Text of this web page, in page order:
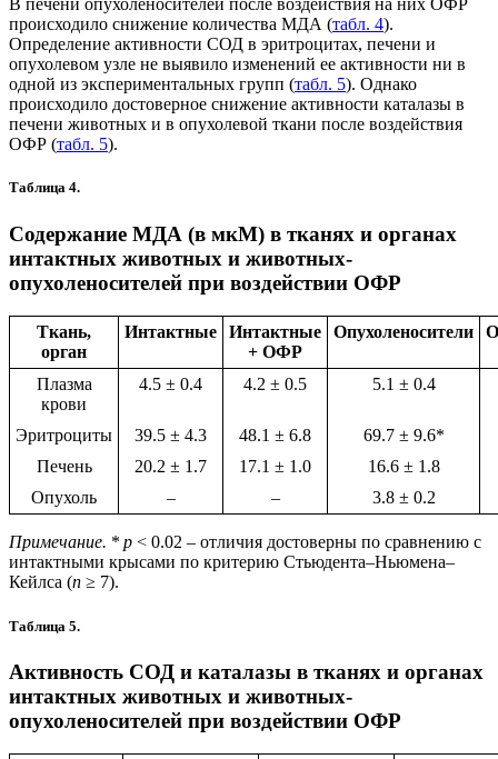
В печени опухоленосителей после воздействия на них ОФР
происходило снижение количества МДА (табл. 4).
Определение активности СОД в эритроцитах, печени и
опухолевом узле не выявило изменений ее активности ни в
одной из экспериментальных групп (табл. 5). Однако
происходило достоверное снижение активности каталазы в
печени животных и в опухолевой ткани после воздействия
ОФР (табл. 5).
Таблица 4.
Содержание МДА (в мкМ) в тканях и органах
интактных животных и животных-
опухоленосителей при воздействии ОФР
Ткань,
орган
Интактные
Интактные
+ ОФР
Опухоленосители
Плазма
крови
4.5 ± 0.4 4.2 ± 0.5 5.1 ± 0.4
Эритроциты 39.5 ± 4.3 48.1 ± 6.8
69.7 ± 9.6*
Печень
20.2 ± 1.7 17.1 ± 1.0
16.6 ± 1.8
Опухоль
– – 3.8 ± 0.2
Примечание. * p < 0.02 – отличия достоверны по сравнению с
интактными крысами по критерию Стьюдента–Ньюмена–
Кейлса (n ≥ 7).
Таблица 5.
Активность СОД и каталазы в тканях и органах
интактных животных и животных-
опухоленосителей при воздействии ОФР